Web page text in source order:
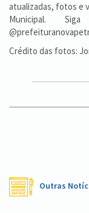
atualizadas, fotos e
Municipal.
Crédito das fotos:
Outras